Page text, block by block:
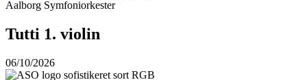
Aalborg Symfoniorkester
Tutti 1. violin
06/10/2026